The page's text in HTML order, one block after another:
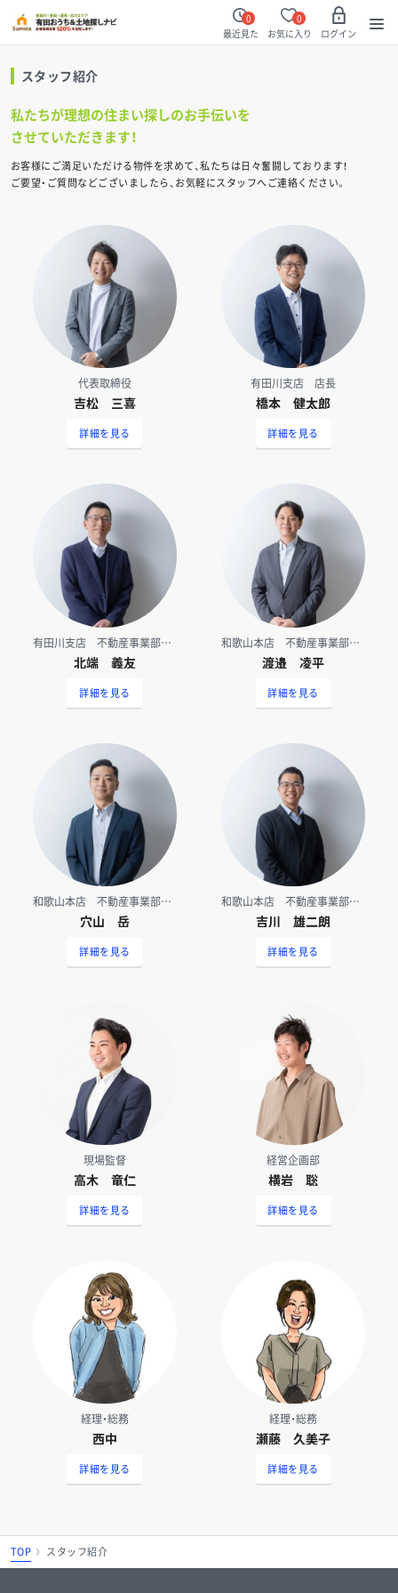
0
最近見た
0
お気に入り
ログイン
スタッフ紹介
TOP スタッフ紹介
私たちが理想の住まい探しのお手伝いを
させていただきます！
お客様にご満足いただける物件を求めて、私たちは日々奮闘しております！
ご要望・ご質問などございましたら、お気軽にスタッフへご連絡ください。
代表取締役
吉松 三喜
詳細を見る
有田川支店 店長
橋本 健太郎
詳細を見る
有田川支店 不動産事業部（営業）
北端 義友
詳細を見る
和歌山本店 不動産事業部（営業）
渡邉 凌平
詳細を見る
和歌山本店 不動産事業部（営業）
穴山 岳
詳細を見る
和歌山本店 不動産事業部（土地アドバイザー）
吉川 雄二朗
詳細を見る
現場監督
高木 竜仁
詳細を見る
経営企画部
横岩 聡
詳細を見る
経理・総務
西中
詳細を見る
経理・総務
瀬藤 久美子
詳細を見る